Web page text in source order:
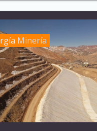
Minería